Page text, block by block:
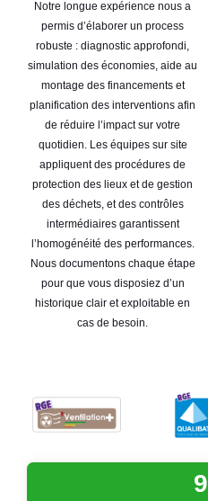
Notre longue expérience nous a
permis d’élaborer un process
robuste : diagnostic approfondi,
simulation des économies, aide au
montage des financements et
planification des interventions afin
de réduire l’impact sur votre
quotidien. Les équipes sur site
appliquent des procédures de
protection des lieux et de gestion
des déchets, et des contrôles
intermédiaires garantissent
l’homogénéité des performances.
Nous documentons chaque étape
pour que vous disposiez d’un
historique clair et exploitable en
cas de besoin.
9